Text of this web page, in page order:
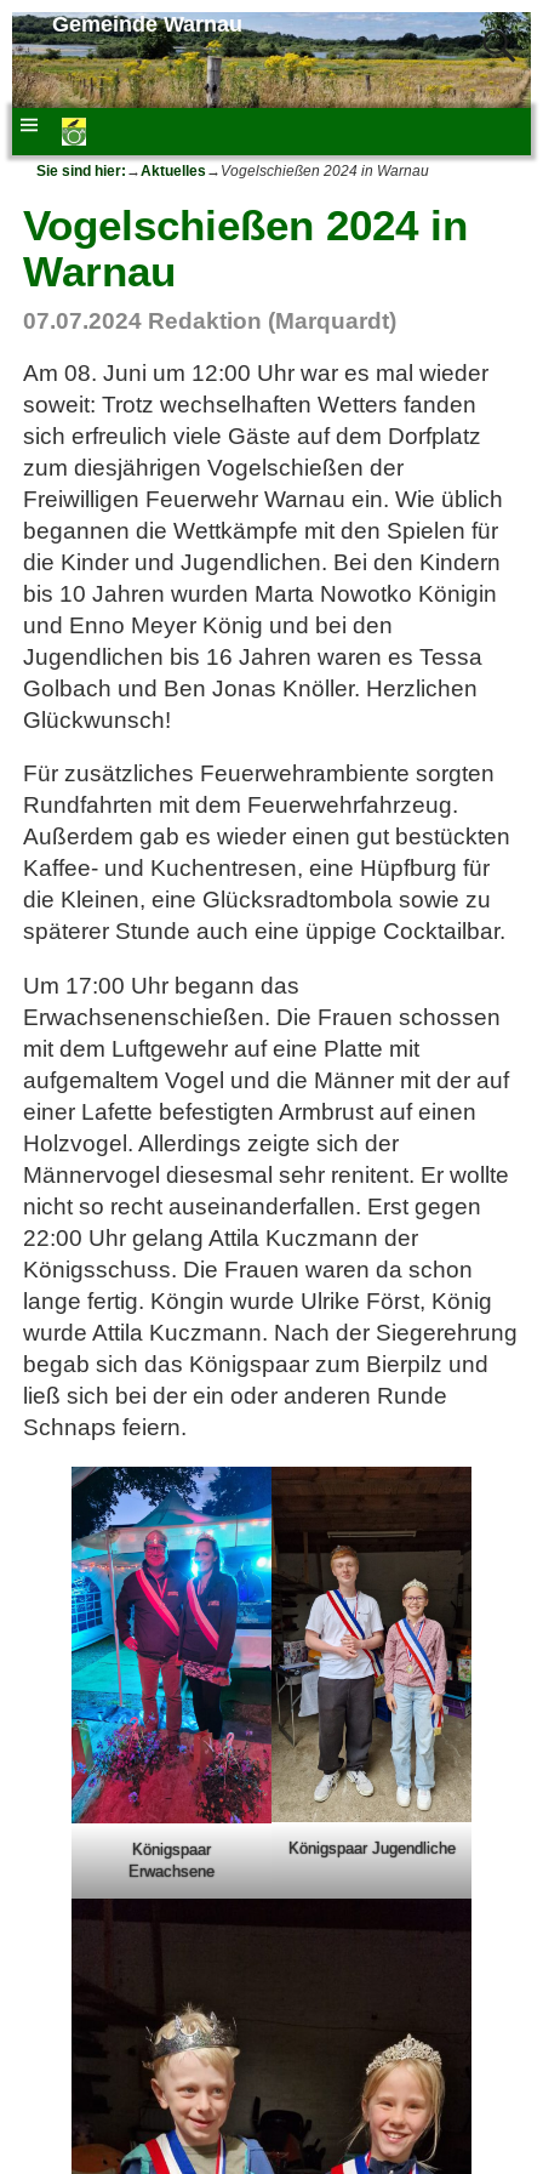
Gemeinde Warnau
Sie sind hier: →Aktuelles → Vogelschießen 2024 in Warnau
Vogelschießen 2024 in
Warnau
07.07.2024 Redaktion (Marquardt)
Am 08. Juni um 12:00 Uhr war es mal wieder
soweit: Trotz wechselhaften Wetters fanden
sich erfreulich viele Gäste auf dem Dorfplatz
zum diesjährigen Vogelschießen der
Freiwilligen Feuerwehr Warnau ein. Wie üblich
begannen die Wettkämpfe mit den Spielen für
die Kinder und Jugendlichen. Bei den Kindern
bis 10 Jahren wurden Marta Nowotko Königin
und Enno Meyer König und bei den
Jugendlichen bis 16 Jahren waren es Tessa
Golbach und Ben Jonas Knöller. Herzlichen
Glückwunsch!
Für zusätzliches Feuerwehrambiente sorgten
Rundfahrten mit dem Feuerwehrfahrzeug.
Außerdem gab es wieder einen gut bestückten
Kaffee- und Kuchentresen, eine Hüpfburg für
die Kleinen, eine Glücksradtombola sowie zu
späterer Stunde auch eine üppige Cocktailbar.
Um 17:00 Uhr begann das
Erwachsenenschießen. Die Frauen schossen
mit dem Luftgewehr auf eine Platte mit
aufgemaltem Vogel und die Männer mit der auf
einer Lafette befestigten Armbrust auf einen
Holzvogel. Allerdings zeigte sich der
Männervogel diesesmal sehr renitent. Er wollte
nicht so recht auseinanderfallen. Erst gegen
22:00 Uhr gelang Attila Kuczmann der
Königsschuss. Die Frauen waren da schon
lange fertig. Köngin wurde Ulrike Först, König
wurde Attila Kuczmann. Nach der Siegerehrung
begab sich das Königspaar zum Bierpilz und
ließ sich bei der ein oder anderen Runde
Schnaps feiern.
Königspaar
Erwachsene
Königspaar Jugendliche